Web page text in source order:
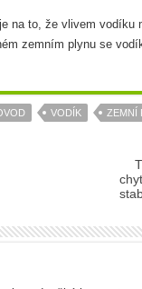
na to, že vlivem vodíku
zemním plynu se
VODÍK ZEMNÍ